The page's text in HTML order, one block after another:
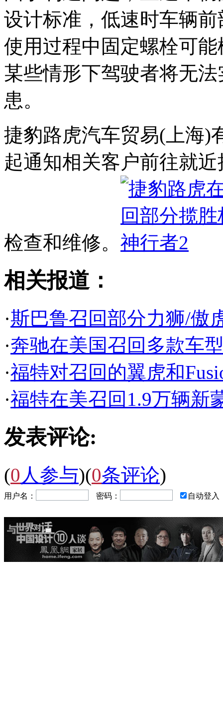
设计标准，低速时车辆
使用过程中固定螺栓可
某些情形下驾驶者将无
患。
捷豹路虎汽车贸易(上海)
起通知相关客户前往就
检查和维修。
相关报道：
·斯巴鲁召回部分力狮/傲
·奔驰在美国召回多款车
·福特对召回的翼虎和
·福特在美召回1.9万辆新
发表评论:
(0 人参与)(0条评论)
用户名： 密码： 自动登入